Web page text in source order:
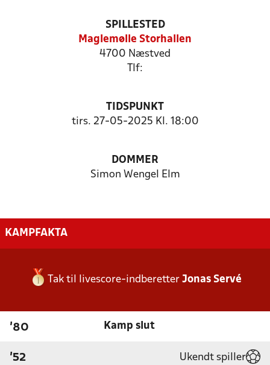
SPILLESTED
Maglemølle Storhallen
4700 Næstved
Tlf:
TIDSPUNKT
tirs. 27-05-2025 Kl. 18:00
DOMMER
Simon Wengel Elm
KAMPFAKTA
Tak til livescore-indberetter Jonas Servé
'80 Kamp slut
'52 Ukendt spiller